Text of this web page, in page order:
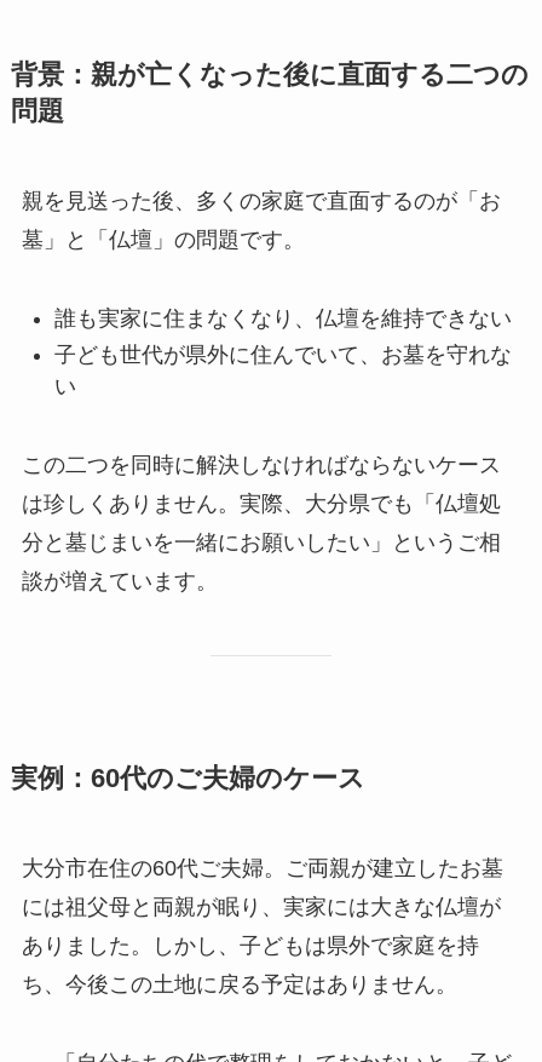
背景：親が​亡くなった​後に​直面する​二つの​
問題
親を見送った後、多くの家庭で直面するのが「お
墓」と「仏壇」の問題です。
誰も実家に住まなくなり、仏壇を維持できない
子ども世代が県外に住んでいて、お墓を守れな
い
この二つを同時に解決しなければならないケース
は珍しくありません。実際、大分県でも「仏壇処
分と墓じまいを一緒にお願いしたい」というご相
談が増えています。
実例：60代の​ご夫婦の​ケース
大分市在住の60代ご夫婦。ご両親が建立したお墓
には祖父母と両親が眠り、実家には大きな仏壇が
ありました。しかし、子どもは県外で家庭を持
ち、今後この土地に戻る予定はありません。